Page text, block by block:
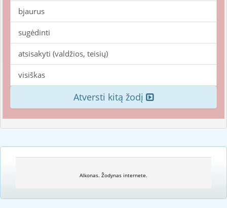
bjaurus
sugėdinti
atsisakyti (valdžios, teisių)
visiškas
Atversti kitą žodį
Alkonas. Žodynas internete.